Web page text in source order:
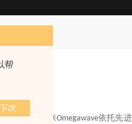
帮
业。30
多年来Omegawave依托